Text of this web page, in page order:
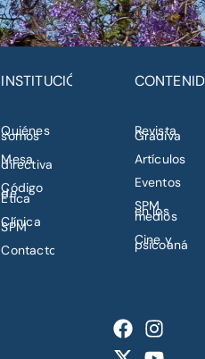
INSTITUCIÓN
Quiénes
somos
Mesa
directiva
Código
de
Ética
Clínica
SPM
Contacto
Revista
Gradiva
Artículos
Eventos
SPM
en los
medios
Cine y